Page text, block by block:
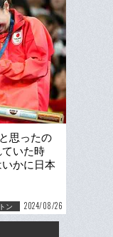
思ったの
いた時
かに日本
ン 2024/08/26